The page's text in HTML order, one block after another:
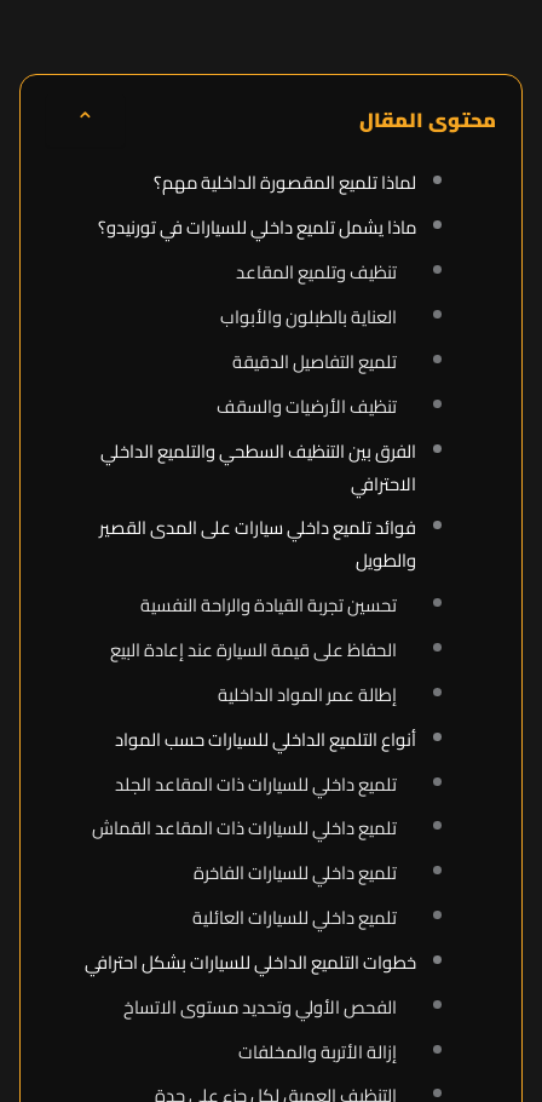
محتوى المقال ⌃
لماذا تلميع المقصورة الداخلية مهم؟
ماذا يشمل تلميع داخلي للسيارات في تورنيدو؟
تنظيف وتلميع المقاعد
العناية بالطبلون والأبواب
تلميع التفاصيل الدقيقة
تنظيف الأرضيات والسقف
الفرق بين التنظيف السطحي والتلميع الداخلي
الاحترافي
فوائد تلميع داخلي سيارات على المدى القصير
والطويل
تحسين تجربة القيادة والراحة النفسية
الحفاظ على قيمة السيارة عند إعادة البيع
إطالة عمر المواد الداخلية
أنواع التلميع الداخلي للسيارات حسب المواد
تلميع داخلي للسيارات ذات المقاعد الجلد
تلميع داخلي للسيارات ذات المقاعد القماش
تلميع داخلي للسيارات الفاخرة
تلميع داخلي للسيارات العائلية
خطوات التلميع الداخلي للسيارات بشكل احترافي
الفحص الأولي وتحديد مستوى الاتساخ
إزالة الأتربة والمخلفات